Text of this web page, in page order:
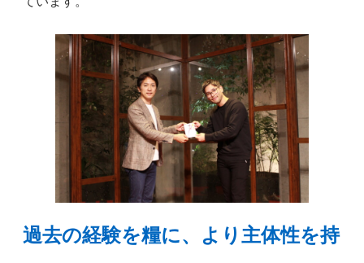
過去の経験を糧に、より主体性を持